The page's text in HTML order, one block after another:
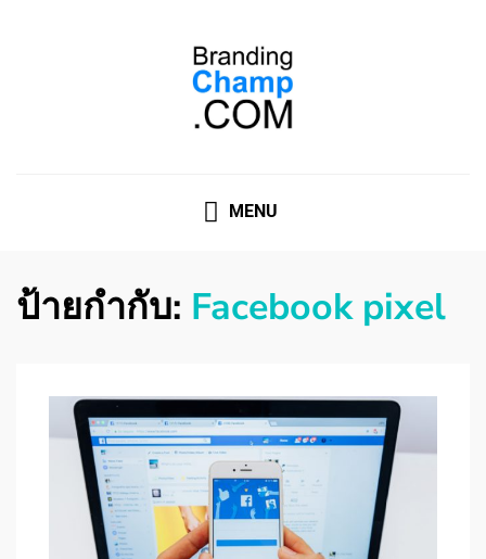
MENU
ป้ายกำกับ: Facebook pixel